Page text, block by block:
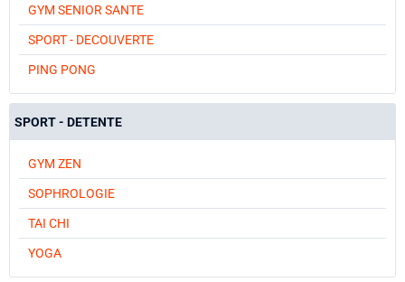
GYM SENIOR SANTE
SPORT - DECOUVERTE
PING PONG
SPORT - DETENTE
GYM ZEN
SOPHROLOGIE
TAI CHI
YOGA